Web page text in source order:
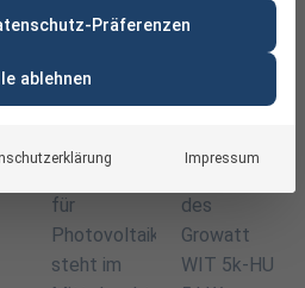
Präferenzen
ablehnen
Impressum